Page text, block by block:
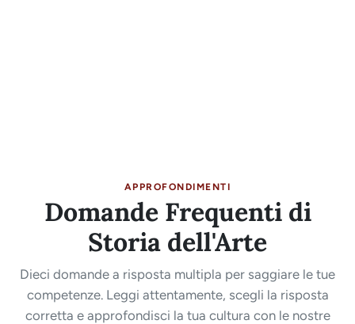
APPROFONDIMENTI
Domande Frequenti di
Storia dell'Arte
Dieci domande a risposta multipla per saggiare le tue
competenze. Leggi attentamente, scegli la risposta
corretta e approfondisci la tua cultura con le nostre